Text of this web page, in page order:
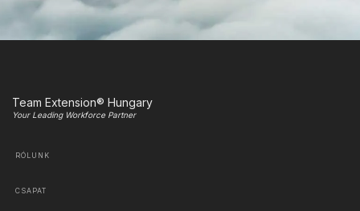
Team Extension® Hungary
Your Leading Workforce Partner
RÓLUNK
CSAPAT